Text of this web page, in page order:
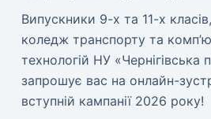
Випускники 9-х та 11-х
коледж транспорту та
технологій НУ «Чернігівська
запрошує вас на онлайн-
вступній кампанії 2026 року!